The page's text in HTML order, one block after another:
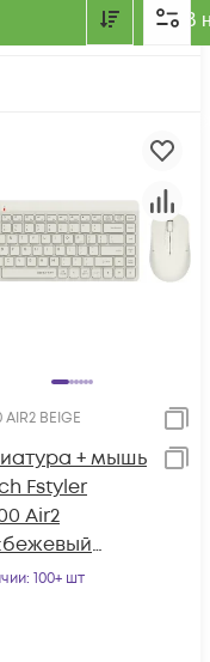
В
AIR2 BEIGE
+ мышь
Fstyler
Air2
USB
: 100+ шт